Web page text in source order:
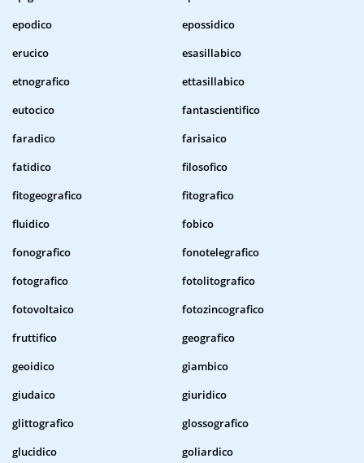
epodico
epossidico
erucico
esasillabico
etnografico
ettasillabico
eutocico
fantascientifico
faradico
farisaico
fatidico
filosofico
fitogeografico
fitografico
fluidico
fobico
fonografico
fonotelegrafico
fotografico
fotolitografico
fotovoltaico
fotozincografico
fruttifico
geografico
geoidico
giambico
giudaico
giuridico
glittografico
glossografico
glucidico
goliardico